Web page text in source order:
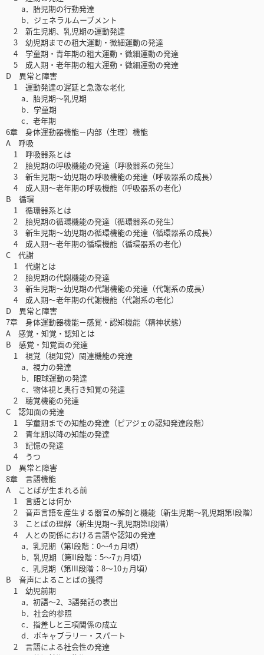
a．胎児期の行動発達
b．ジェネラルムーブメント
2 新生児期、乳児期の運動発達
3 幼児期までの粗大運動・微細運動の発達
4 学童期・青年期の粗大運動・微細運動の発達
5 成人期・老年期の粗大運動・微細運動の発達
D 異常と障害
1 運動発達の遅延と急激な老化
a．胎児期～乳児期
b．学童期
c．老年期
6章 身体運動器機能－内部（生理）機能
A 呼吸
1 呼吸器系とは
2 胎児期の呼吸機能の発達（呼吸器系の発生）
3 新生児期～幼児期の呼吸機能の発達（呼吸器系の成長）
4 成人期～老年期の呼吸機能（呼吸器系の老化）
B 循環
1 循環器系とは
2 胎児期の循環機能の発達（循環器系の発生）
3 新生児期～幼児期の循環機能の発達（循環器系の成長）
4 成人期～老年期の循環機能（循環器系の老化）
C 代謝
1 代謝とは
2 胎児期の代謝機能の発達
3 新生児期～幼児期の代謝機能の発達（代謝系の成長）
4 成人期～老年期の代謝機能（代謝系の老化）
D 異常と障害
7章 身体運動器機能－感覚・認知機能（精神状態）
A 感覚・知覚・認知とは
B 感覚・知覚面の発達
1 視覚（視知覚）関連機能の発達
a．視力の発達
b．眼球運動の発達
c．物体視と奥行き知覚の発達
2 聴覚機能の発達
C 認知面の発達
1 学童期までの知能の発達（ピアジェの認知発達段階）
2 青年期以降の知能の発達
3 記憶の発達
4 うつ
D 異常と障害
8章 言語機能
A ことばが生まれる前
1 言語とは何か
2 音声言語を産生する器官の解剖と機能（新生児期～乳児期第I段階）
3 ことばの理解（新生児期～乳児期第I段階）
4 人との関係における言語や認知の発達
a．乳児期（第I段階：0～4ヵ月頃）
b．乳児期（第II段階：5～7ヵ月頃）
c．乳児期（第III段階：8～10ヵ月頃）
B 音声によることばの獲得
1 幼児前期
a．初語～2、3語発話の表出
b．社会的参照
c．指差しと三項関係の成立
d．ボキャブラリー・スパート
2 言語による社会性の発達